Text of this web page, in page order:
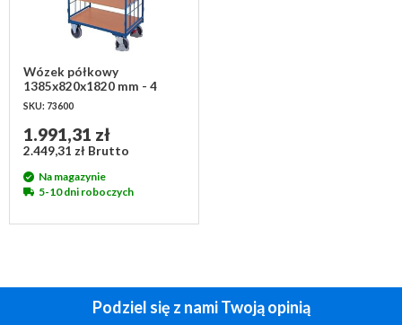
Wózek półkowy
1385x820x1820 mm - 4
półki
SKU: 73600
1.991,31 zł
2.449,31 zł Brutto
Na magazynie
5-10 dni roboczych
Podziel się z nami Twoją opinią